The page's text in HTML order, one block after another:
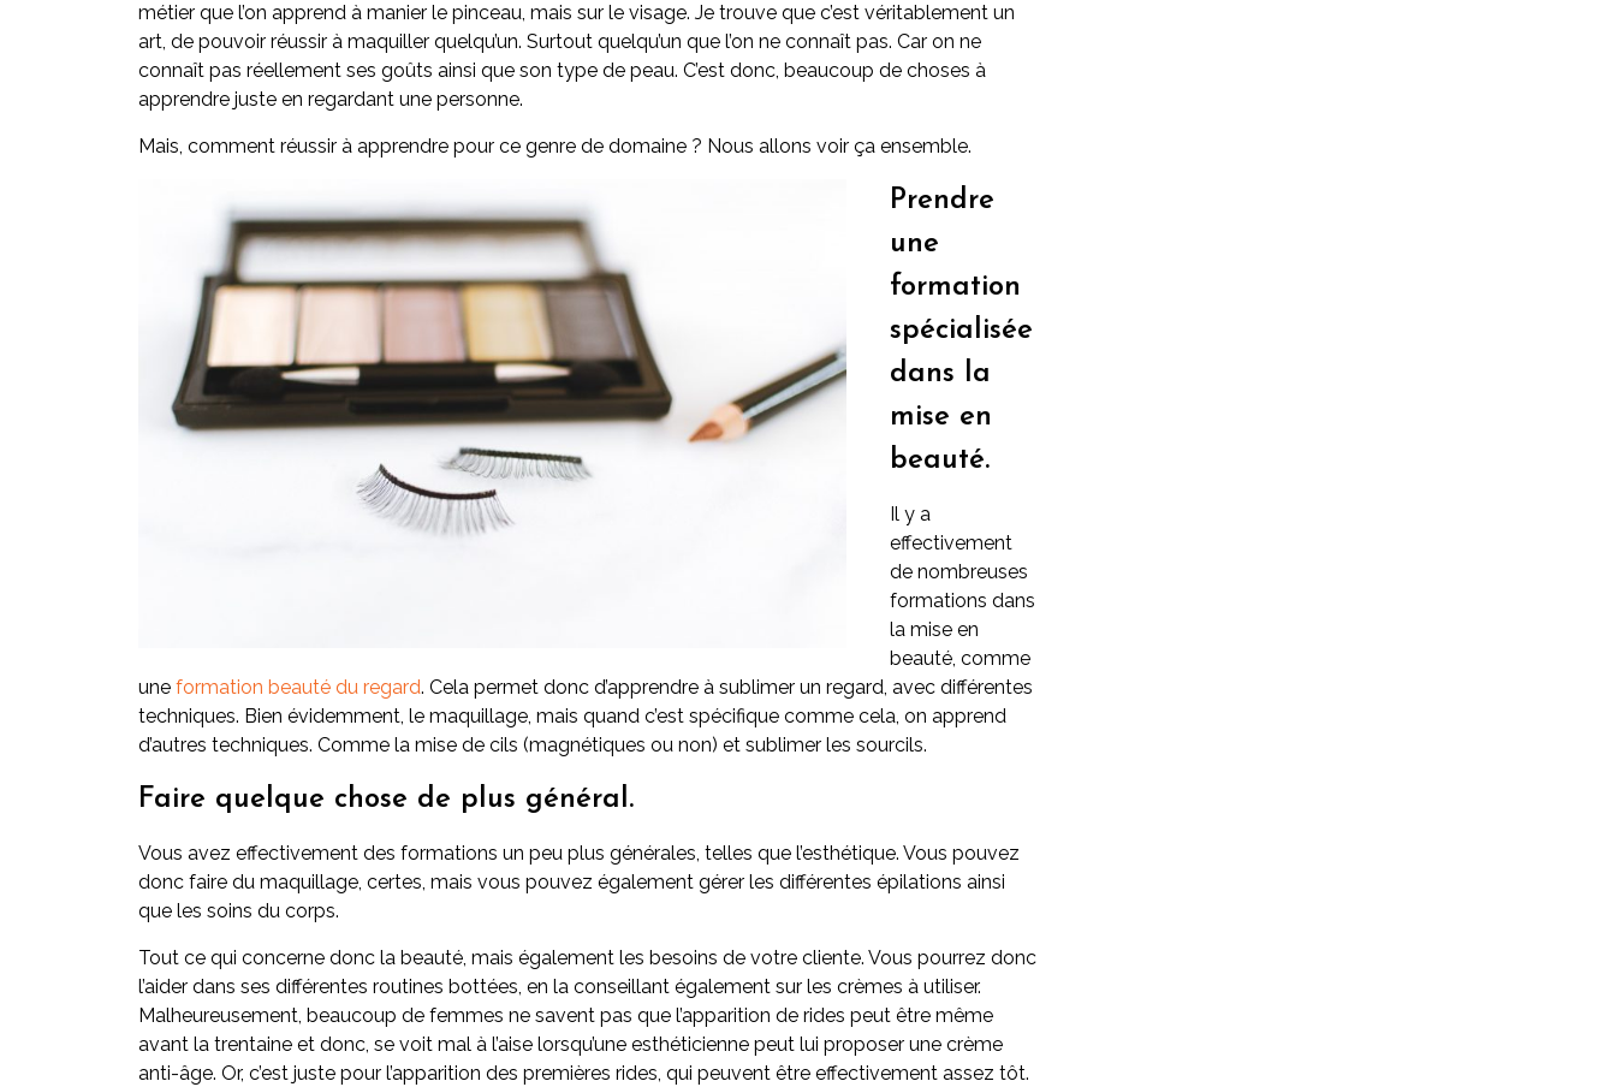
métier que l’on apprend à manier le pinceau, mais sur le visage. Je trouve que c’est véritablement un
art, de pouvoir réussir à maquiller quelqu’un. Surtout quelqu’un que l’on ne connaît pas. Car on ne
connaît pas réellement ses goûts ainsi que son type de peau. C’est donc, beaucoup de choses à
apprendre juste en regardant une personne.
Mais, comment réussir à apprendre pour ce genre de domaine ? Nous allons voir ça ensemble.
Prendre
une
formation
spécialisée
dans la
mise en
beauté.
Il y a
effectivement
de nombreuses
formations dans
la mise en
beauté, comme
une formation beauté du regard. Cela permet donc d’apprendre à sublimer un regard, avec différentes
techniques. Bien évidemment, le maquillage, mais quand c’est spécifique comme cela, on apprend
d’autres techniques. Comme la mise de cils (magnétiques ou non) et sublimer les sourcils.
Faire quelque chose de plus général.
Vous avez effectivement des formations un peu plus générales, telles que l’esthétique. Vous pouvez
donc faire du maquillage, certes, mais vous pouvez également gérer les différentes épilations ainsi
que les soins du corps.
Tout ce qui concerne donc la beauté, mais également les besoins de votre cliente. Vous pourrez donc
l’aider dans ses différentes routines bottées, en la conseillant également sur les crèmes à utiliser.
Malheureusement, beaucoup de femmes ne savent pas que l’apparition de rides peut être même
avant la trentaine et donc, se voit mal à l’aise lorsqu’une esthéticienne peut lui proposer une crème
anti-âge. Or, c’est juste pour l’apparition des premières rides, qui peuvent être effectivement assez tôt.